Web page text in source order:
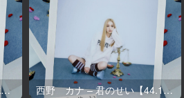
西野 カナ – 君のせい【96kHz／24bit】日本区 西野 カナ – 君のせい【44.1kHz／16bit】日本区